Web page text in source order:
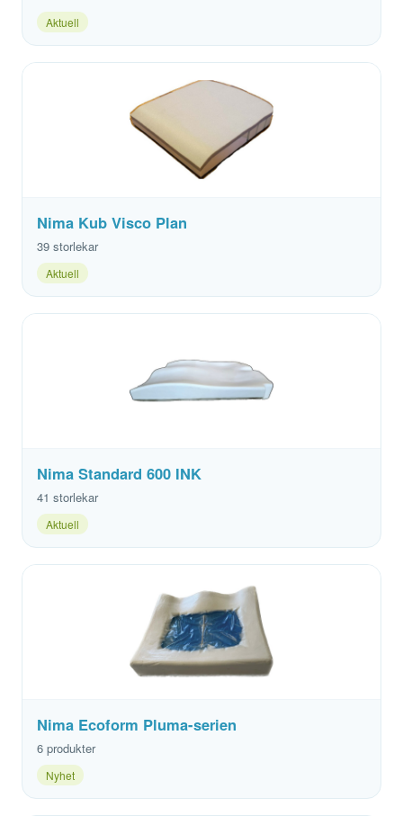
Aktuell
Nima Kub Visco Plan
39 storlekar
Aktuell
Nima Standard 600 INK
41 storlekar
Aktuell
Nima Ecoform Pluma-serien
6 produkter
Nyhet